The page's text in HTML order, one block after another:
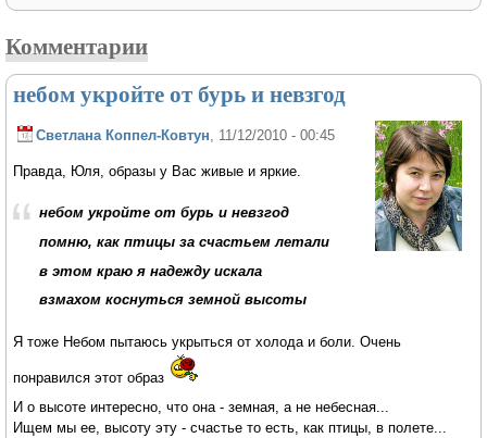
Комментарии
небом укройте от бурь и невзгод
Светлана Коппел-Ковтун , 11/12/2010 - 00:45
Правда, Юля, образы у Вас живые и яркие.
небом укройте от бурь и невзгод
помню, как птицы за счастьем летали
в этом краю я надежду искала
взмахом коснуться земной высоты
Я тоже Небом пытаюсь укрыться от холода и боли. Очень
понравился этот образ
И о высоте интересно, что она - земная, а не небесная...
Ищем мы ее, высоту эту - счастье то есть, как птицы, в полете...